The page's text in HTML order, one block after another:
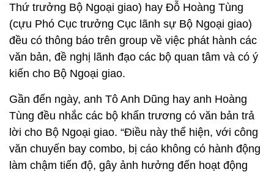
Thứ trưởng Bộ Ngoại giao) hay Đỗ Hoàng Tùng
(cựu Phó Cục trưởng Cục lãnh sự Bộ Ngoại giao)
đều có thông báo trên group về việc phát hành các
văn bản, đề nghị lãnh đạo các bộ quan tâm và có ý
kiến cho Bộ Ngoại giao.
Gần đến ngày, anh Tô Anh Dũng hay anh Hoàng
Tùng đều nhắc các bộ khẩn trương có văn bản trả
lời cho Bộ Ngoại giao. “Điều này thể hiện, với công
văn chuyến bay combo, bị cáo không có hành động
làm chậm tiến độ, gây ảnh hưởng đến hoạt động